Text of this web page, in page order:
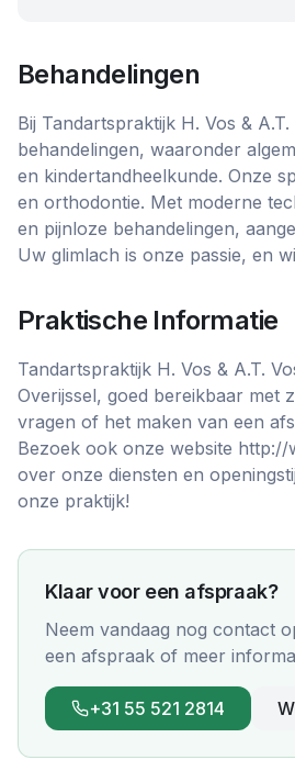
Behandelingen
Bij Tandartspraktijk H. Vos &
behandelingen, waaronder
en kindertandheelkunde. Onze
en orthodontie. Met moderne
en pijnloze behandelingen,
Uw glimlach is onze passie, en
Praktische Informatie
Tandartspraktijk H. Vos & A.T.
Overijssel, goed bereikbaar met
vragen of het maken van een
Bezoek ook onze website
over onze diensten en
onze praktijk!
Klaar voor een afspraak?
Neem vandaag nog contact
een afspraak of meer
+31 55 521 2814